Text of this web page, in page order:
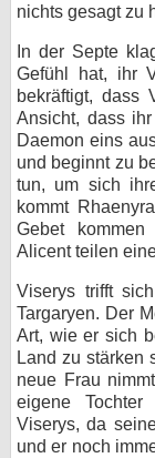
nichts gesagt zu
In der Septe
Gefühl hat, ihr
bekräftigt, dass
Ansicht, dass
Daemon eins
und beginnt zu
tun, um sich
kommt
Gebet
Alicent teilen
Viserys trifft
Targaryen. Der
Art, wie er sich
Land zu stärken
neue Frau
eigene
Viserys, da
und er noch